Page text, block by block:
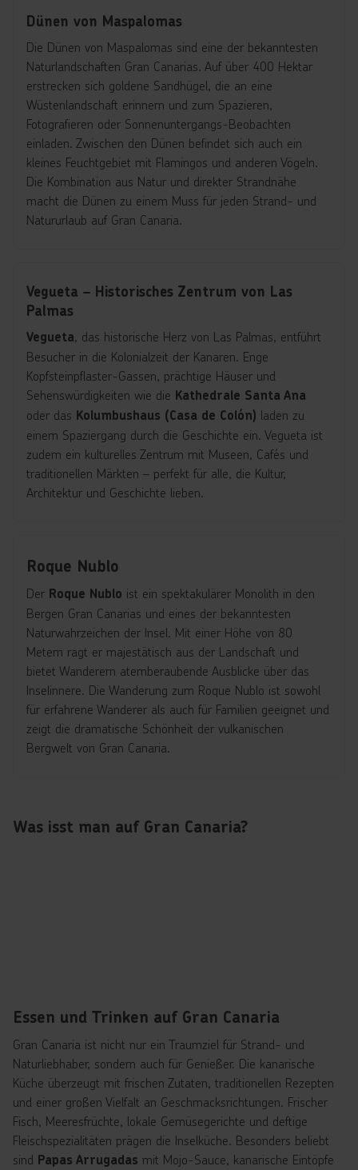
Dünen von Maspalomas
Die Dünen von Maspalomas sind eine der bekanntesten
Naturlandschaften Gran Canarias. Auf über 400 Hektar
erstrecken sich goldene Sandhügel, die an eine
Wüstenlandschaft erinnern und zum Spazieren,
Fotografieren oder Sonnenuntergangs-Beobachten
einladen. Zwischen den Dünen befindet sich auch ein
kleines Feuchtgebiet mit Flamingos und anderen Vögeln.
Die Kombination aus Natur und direkter Strandnähe
macht die Dünen zu einem Muss für jeden Strand- und
Natururlaub auf Gran Canaria.
Vegueta – Historisches Zentrum von Las
Palmas
Vegueta, das historische Herz von Las Palmas, entführt
Besucher in die Kolonialzeit der Kanaren. Enge
Kopfsteinpflaster-Gassen, prächtige Häuser und
Sehenswürdigkeiten wie die Kathedrale Santa Ana
oder das Kolumbushaus (Casa de Colón) laden zu
einem Spaziergang durch die Geschichte ein. Vegueta ist
zudem ein kulturelles Zentrum mit Museen, Cafés und
traditionellen Märkten – perfekt für alle, die Kultur,
Architektur und Geschichte lieben.
Roque Nublo
Der Roque Nublo ist ein spektakulärer Monolith in den
Bergen Gran Canarias und eines der bekanntesten
Naturwahrzeichen der Insel. Mit einer Höhe von 80
Metern ragt er majestätisch aus der Landschaft und
bietet Wanderern atemberaubende Ausblicke über das
Inselinnere. Die Wanderung zum Roque Nublo ist sowohl
für erfahrene Wanderer als auch für Familien geeignet und
zeigt die dramatische Schönheit der vulkanischen
Bergwelt von Gran Canaria.
Was isst man auf Gran Canaria?
Essen und Trinken auf Gran Canaria
Gran Canaria ist nicht nur ein Traumziel für Strand- und
Naturliebhaber, sondern auch für Genießer. Die kanarische
Küche überzeugt mit frischen Zutaten, traditionellen Rezepten
und einer großen Vielfalt an Geschmacksrichtungen. Frischer
Fisch, Meeresfrüchte, lokale Gemüsegerichte und deftige
Fleischspezialitäten prägen die Inselküche. Besonders beliebt
sind Papas Arrugadas mit Mojo-Sauce, kanarische Eintöpfe